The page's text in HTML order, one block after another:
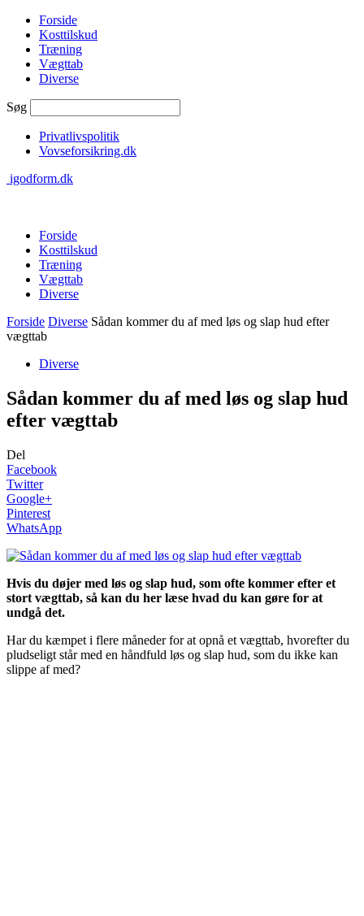
Forside
Kosttilskud
Træning
Vægttab
Diverse
Søg
Privatlivspolitik
Vovseforsikring.dk
igodform.dk
Forside
Kosttilskud
Træning
Vægttab
Diverse
Forside Diverse Sådan kommer du af med løs og slap hud efter
vægttab
Diverse
Sådan kommer du af med løs og slap hud
efter vægttab
Del
Facebook
Twitter
Google+
Pinterest
WhatsApp
Hvis du døjer med løs og slap hud, som ofte kommer efter et
stort vægttab, så kan du her læse hvad du kan gøre for at
undgå det.
Har du kæmpet i flere måneder for at opnå et vægttab, hvorefter du
pludseligt står med en håndfuld løs og slap hud, som du ikke kan
slippe af med?